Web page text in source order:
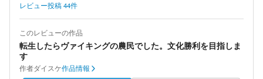
レビュー投稿44件
このレビューの作品
転生したらヴァイキングの農民でした。文化勝利を目指しま
す
作者ダイスケ作品情報